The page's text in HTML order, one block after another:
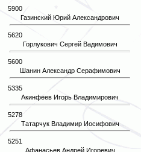
5900
Газинский Юрий Александрович
5620
Горлукович Сергей Вадимович
5600
Шанин Александр Серафимович
5335
Акинфеев Игорь Владимирович
5278
Татарчук Владимир Иосифович
5251
Афанасьев Андрей Игоревич